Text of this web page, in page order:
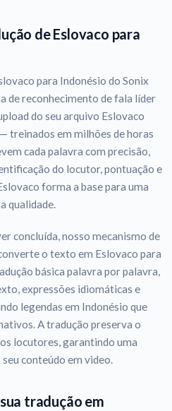
de Eslovaco para
para Indonésio do Sonix
de reconhecimento de fala líder
do seu arquivo Eslovaco
treinados em milhões de horas
cada palavra com precisão,
do locutor, pontuação e
forma a base para uma
qualidade.
concluída, nosso mecanismo de
o texto em Eslovaco para
básica palavra por palavra,
expressões idiomáticas e
legendas em Indonésio que
A tradução preserva o
locutores, garantindo uma
conteúdo em video.
tradução em